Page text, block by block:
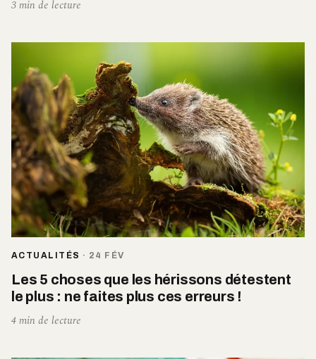
3 min de lecture
ACTUALITÉS · 24 FÉV
Les 5 choses que les hérissons détestent
le plus : ne faites plus ces erreurs !
4 min de lecture